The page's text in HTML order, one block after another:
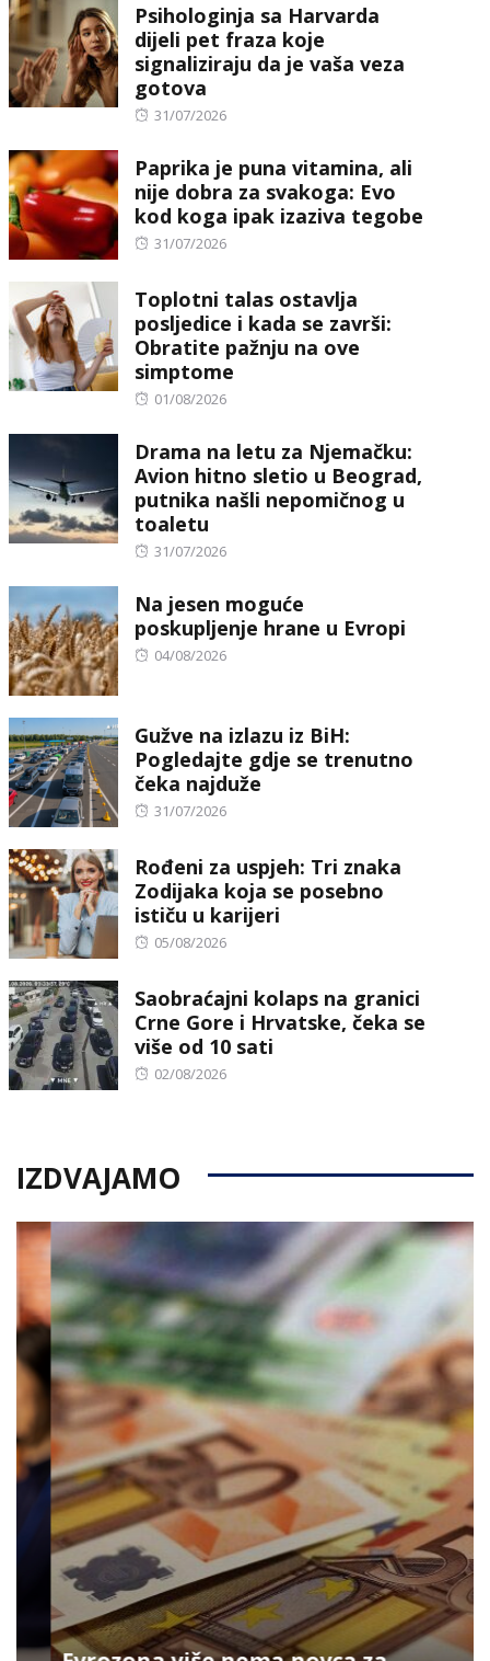
Psihologinja sa Harvarda
dijeli pet fraza koje
signaliziraju da je vaša veza
gotova
Posted
31/07/2026
Paprika je puna vitamina, ali
nije dobra za svakoga: Evo
kod koga ipak izaziva tegobe
Posted
31/07/2026
Toplotni talas ostavlja
posljedice i kada se završi:
Obratite pažnju na ove
simptome
Posted
01/08/2026
Drama na letu za Njemačku:
Avion hitno sletio u Beograd,
putnika našli nepomičnog u
toaletu
Posted
31/07/2026
Na jesen moguće
poskupljenje hrane u Evropi
Posted
04/08/2026
Gužve na izlazu iz BiH:
Pogledajte gdje se trenutno
čeka najduže
Posted
31/07/2026
Rođeni za uspjeh: Tri znaka
Zodijaka koja se posebno
ističu u karijeri
Posted
05/08/2026
Saobraćajni kolaps na granici
Crne Gore i Hrvatske, čeka se
više od 10 sati
Posted
02/08/2026
IZDVAJAMO